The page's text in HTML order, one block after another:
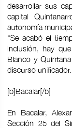
desarrollar sus
capital
autonomía
"Se acabó el
inclusión, hay
Blanco y
discurso unificador.
[b]Bacalar[/b]
En Bacalar,
Sección 25 del